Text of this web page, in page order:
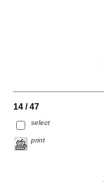
14 / 47
select
print